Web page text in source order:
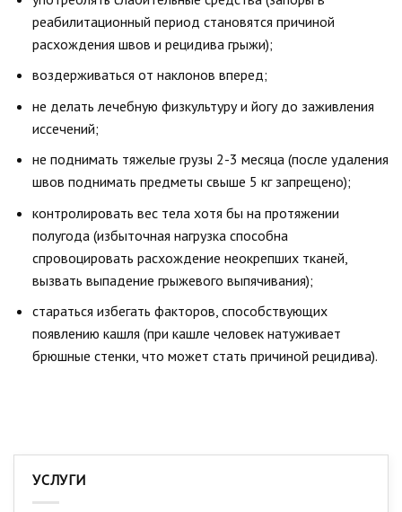
реабилитационный период становятся причиной
расхождения швов и рецидива грыжи);
воздерживаться от наклонов вперед;
не делать лечебную физкультуру и йогу до заживления
иссечений;
не поднимать тяжелые грузы 2-3 месяца (после удаления
швов поднимать предметы свыше 5 кг запрещено);
контролировать вес тела хотя бы на протяжении
полугода (избыточная нагрузка способна
спровоцировать расхождение неокрепших тканей,
вызвать выпадение грыжевого выпячивания);
стараться избегать факторов, способствующих
появлению кашля (при кашле человек натуживает
брюшные стенки, что может стать причиной рецидива).
УСЛУГИ